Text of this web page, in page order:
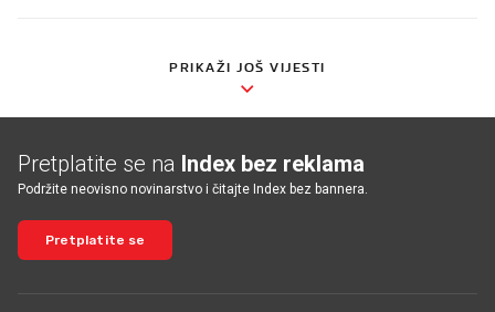
PRIKAŽI JOŠ VIJESTI
Pretplatite se na Index bez reklama
Podržite neovisno novinarstvo i čitajte Index bez bannera.
Pretplatite se